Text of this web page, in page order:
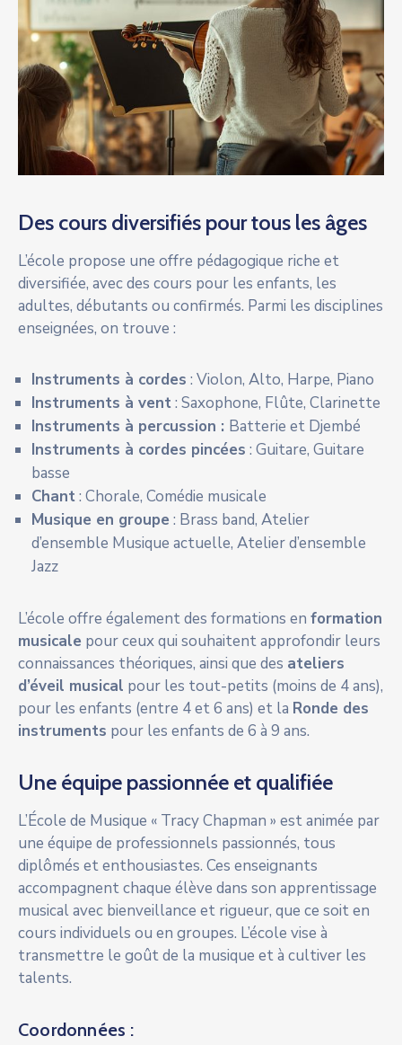
Des cours diversifiés pour tous les âges
L’école propose une offre pédagogique riche et
diversifiée, avec des cours pour les enfants, les
adultes, débutants ou confirmés. Parmi les disciplines
enseignées, on trouve :
Instruments à cordes : Violon, Alto, Harpe, Piano
Instruments à vent: Saxophone, Flûte, Clarinette
Instruments à percussion : Batterie et Djembé
Instruments à cordes pincées : Guitare, Guitare
basse
Chant: Chorale, Comédie musicale
Musique en groupe : Brass band, Atelier
d’ensemble Musique actuelle, Atelier d’ensemble
Jazz
L’école offre également des formations en formation
musicale pour ceux qui souhaitent approfondir leurs
connaissances théoriques, ainsi que des ateliers
d’éveil musical pour les tout-petits (moins de 4 ans),
pour les enfants (entre 4 et 6 ans) et la Ronde des
instruments pour les enfants de 6 à 9 ans.
Une équipe passionnée et qualifiée
L’École de Musique « Tracy Chapman » est animée par
une équipe de professionnels passionnés, tous
diplômés et enthousiastes. Ces enseignants
accompagnent chaque élève dans son apprentissage
musical avec bienveillance et rigueur, que ce soit en
cours individuels ou en groupes. L’école vise à
transmettre le goût de la musique et à cultiver les
talents.
Coordonnées :